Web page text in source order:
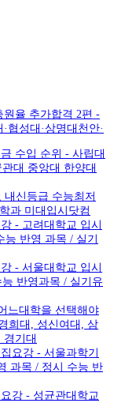
원율 추가합격 2편 -
협성대·상명대천안·
수입 순위 - 사립대
대 중앙대 한양대
내신등급 수능최저
과 미대입시닷컴
- 고려대학교 입시
반영 과목 / 실기
- 서울대학교 입시
반영과목 / 실기유
느대학을 선택해야
희대, 성신여대, 삼
기대
요강 - 서울과학기
과목 / 정시 수능 반
강 - 성균관대학교